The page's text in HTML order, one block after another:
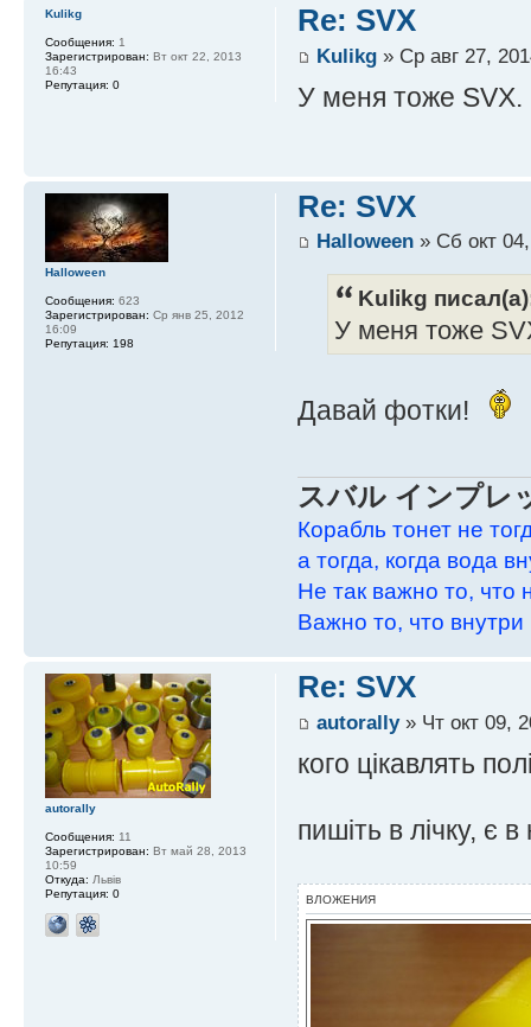
Re: SVX
Kulikg» Ср авг 27,
У меня тоже SVX.
Kulikg
Сообщения: 1
Зарегистрирован: Вт окт 22, 2013
16:43
Репутация: 0
Re: SVX
Halloween» Сб окт
Kulikg
У меня тоже
Давай фотки!
スバル インプレ
Корабль тонет не
а тогда, когда вода
Не так важно то, что
Важно то, что внутри
Halloween
Сообщения: 623
Зарегистрирован: Ср янв 25, 2012
16:09
Репутация: 198
Re: SVX
autorally» Чт окт 09,
кого цікавлять
пишіть в лічку, є
ВЛОЖЕНИЯ
autorally
Сообщения: 11
Зарегистрирован: Вт май 28, 2013
10:59
Откуда: Львів
Репутация: 0